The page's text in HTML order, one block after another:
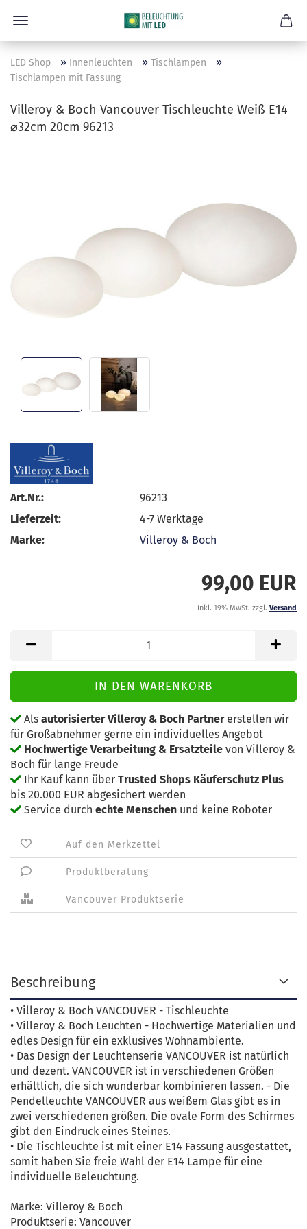
LED Shop » Innenleuchten » Tischlampen »
Tischlampen mit Fassung
Villeroy & Boch Vancouver Tischleuchte Weiß E14
⌀32cm 20cm 96213
Art.Nr.:
96213
Lieferzeit:
4-7 Werktage
Marke:
Villeroy & Boch
99,00 EUR
inkl. 19% MwSt. zzgl. Versand
Als autorisierter Villeroy & Boch Partnererstellen wir
für Großabnehmer gerne ein individuelles Angebot
Hochwertige Verarbeitung & Ersatzteile von Villeroy &
Boch für lange Freude
Ihr Kauf kann über Trusted Shops Käuferschutz Plus
bis 20.000 EUR abgesichert werden
Service durch echte Menschen und keine Roboter
Auf den Merkzettel
Produktberatung
Vancouver Produktserie
Beschreibung
• Villeroy & Boch VANCOUVER - Tischleuchte
• Villeroy & Boch Leuchten - Hochwertige Materialien und
edles Design für ein exklusives Wohnambiente.
• Das Design der Leuchtenserie VANCOUVER ist natürlich
und dezent. VANCOUVER ist in verschiedenen Größen
erhältlich, die sich wunderbar kombinieren lassen. - Die
Pendelleuchte VANCOUVER aus weißem Glas gibt es in
zwei verschiedenen größen. Die ovale Form des Schirmes
gibt den Eindruck eines Steines.
• Die Tischleuchte ist mit einer E14 Fassung ausgestattet,
somit haben Sie freie Wahl der E14 Lampe für eine
individuelle Beleuchtung.
Marke: Villeroy & Boch
Produktserie: Vancouver